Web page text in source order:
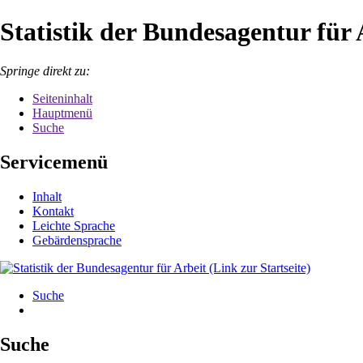
Statistik der Bundesagentur für
Springe direkt zu:
Seiteninhalt
Hauptmenü
Suche
Servicemenü
Inhalt
Kontakt
Leichte Sprache
Gebärdensprache
Suche
Suche